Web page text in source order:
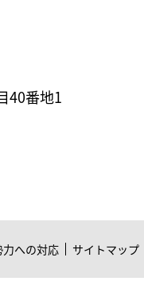
40番地1
への対応 サイトマップ